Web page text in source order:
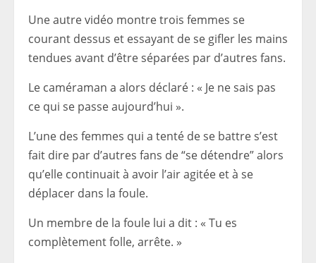
Une autre vidéo montre trois femmes se
courant dessus et essayant de se gifler les mains
tendues avant d’être séparées par d’autres fans.
Le caméraman a alors déclaré : « Je ne sais pas
ce qui se passe aujourd’hui ».
L’une des femmes qui a tenté de se battre s’est
fait dire par d’autres fans de “se détendre” alors
qu’elle continuait à avoir l’air agitée et à se
déplacer dans la foule.
Un membre de la foule lui a dit : « Tu es
complètement folle, arrête. »